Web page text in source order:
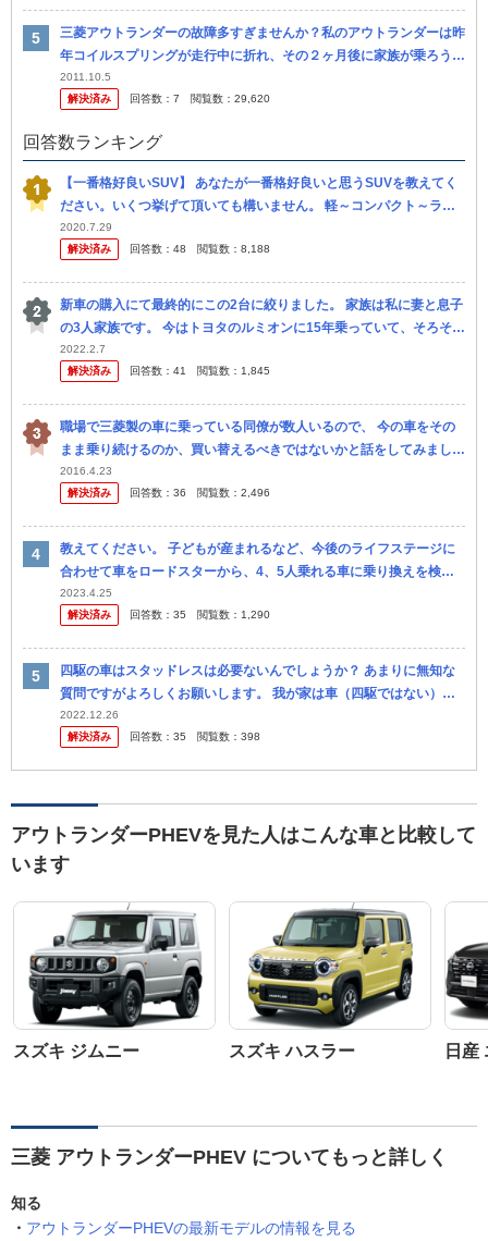
三菱アウトランダーの故障多すぎませんか？私のアウトランダーは昨
年コイルスプリングが走行中に折れ、その２ヶ月後に家族が乗ろうと
足を乗せた時に別のコイルスプリングが折れました。 保証は過ぎて
いるので...
2011.10.5
解決済み
回答数： 7 閲覧数： 29,620
回答数ランキング
【一番格好良いSUV】 あなたが一番格好良いと思うSUVを教えてく
ださい。いくつ挙げて頂いても構いません。 軽～コンパクト～ラー
ジサイズ、クロスオーバー、SUVクーペ、ハイパワースポーティー
S...
2020.7.29
解決済み
回答数： 48 閲覧数： 8,188
新車の購入にて最終的にこの2台に絞りました。 家族は私に妻と息子
の3人家族です。 今はトヨタのルミオンに15年乗っていて、そろそろ
買い替えのタイミングです。 〜候補〜 1、デリカd5 2、新型...
2022.2.7
解決済み
回答数： 41 閲覧数： 1,845
職場で三菱製の車に乗っている同僚が数人いるので、 今の車をその
まま乗り続けるのか、買い替えるべきではないかと話をしてみました
（車はアウトランダー・パジェロミニ・デリカD5・ランエボ・ekス
ポ...
2016.4.23
解決済み
回答数： 36 閲覧数： 2,496
教えてください。 子どもが産まれるなど、今後のライフステージに
合わせて車をロードスターから、4、5人乗れる車に乗り換えを検討
しています。 そこで候補です。 ①ランクルプラド2.7 TX Lパッ...
2023.4.25
解決済み
回答数： 35 閲覧数： 1,290
四駆の車はスタッドレスは必要ないんでしょうか？ あまりに無知な
質問ですがよろしくお願いします。 我が家は車（四駆ではない）を
一台所有していますが雪の日は、 仮にスタッドレスでも怖すぎて運
転しま...
2022.12.26
解決済み
回答数： 35 閲覧数： 398
アウトランダーPHEVを見た人はこんな車と比較して
います
スズキ ジムニー スズキ ハスラー 日産
三菱 アウトランダーPHEV についてもっと詳しく
知る
アウトランダーPHEVの最新モデルの情報を見る